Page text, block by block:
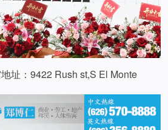
址：9422 Rush st,S El Monte